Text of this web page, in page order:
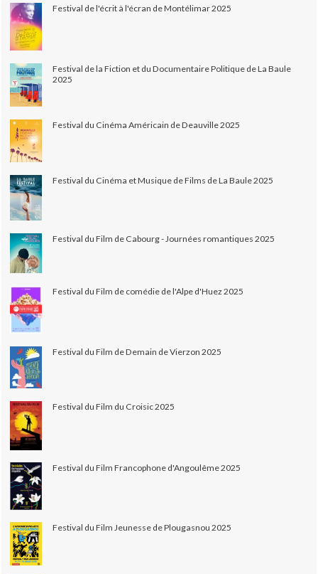
Festival de l'écrit à l'écran de Montélimar 2025
Festival de la Fiction et du Documentaire Politique de La Baule
2025
Festival du Cinéma Américain de Deauville 2025
Festival du Cinéma et Musique de Films de La Baule 2025
Festival du Film de Cabourg - Journées romantiques 2025
Festival du Film de comédie de l'Alpe d'Huez 2025
Festival du Film de Demain de Vierzon 2025
Festival du Film du Croisic 2025
Festival du Film Francophone d'Angoulême 2025
Festival du Film Jeunesse de Plougasnou 2025